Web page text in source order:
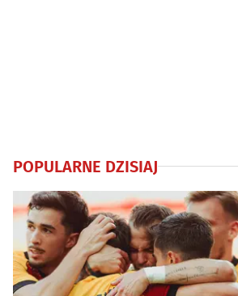
POPULARNE DZISIAJ